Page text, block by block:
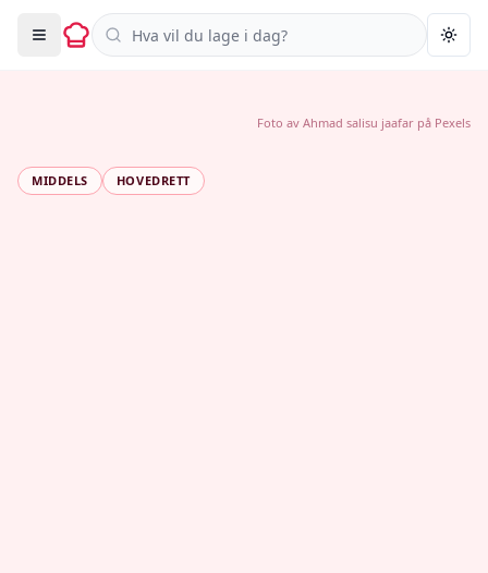
Søk i oppskrifter
MIDDELS HOVEDRETT
Foto av Ahmad salisu jaafar på Pexels